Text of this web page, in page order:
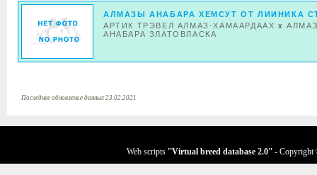
АЛМАЗЫ АНАБАРА ХЕМСУТ ОТ ЛИИНИКА
АРТИК ТРЭВЕЛ АЛМАЗ-ХАМААРДААХ x
АНАБАРА ЗЛАТОВЛАСКА
Последнее обновление данных 23.02.2021
Web scripts ''Virtual breed database 2.0'' - Copyright